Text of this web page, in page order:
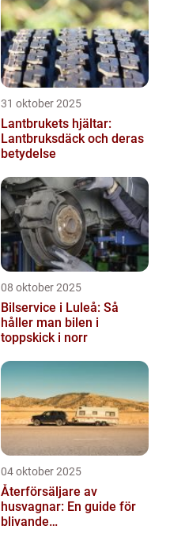
31 oktober 2025
Lantbrukets hjältar:
Lantbruksdäck och deras
betydelse
08 oktober 2025
Bilservice i Luleå: Så
håller man bilen i
toppskick i norr
04 oktober 2025
Återförsäljare av
husvagnar: En guide för
blivande